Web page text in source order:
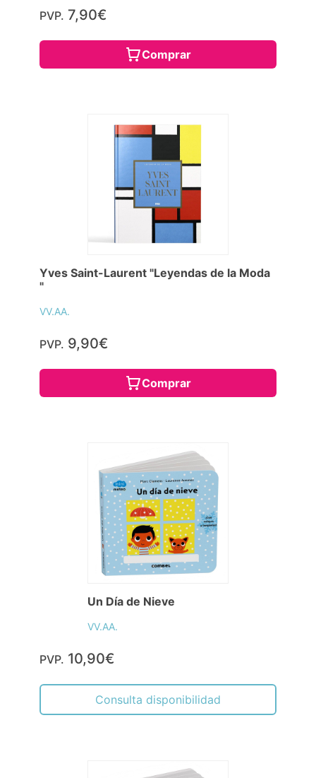
PVP. 7,90€
Comprar
Yves Saint-Laurent "Leyendas de la Moda
"
VV.AA.
PVP. 9,90€
Comprar
Un Día de Nieve
VV.AA.
PVP. 10,90€
Consulta disponibilidad